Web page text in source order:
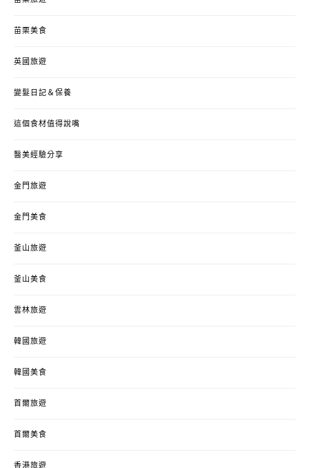
苗栗美食
英國旅遊
變髮日記＆保養
這個食材值得說嘴
醫美經驗分享
金門旅遊
金門美食
釜山旅遊
釜山美食
雲林旅遊
韓國旅遊
韓國美食
首爾旅遊
首爾美食